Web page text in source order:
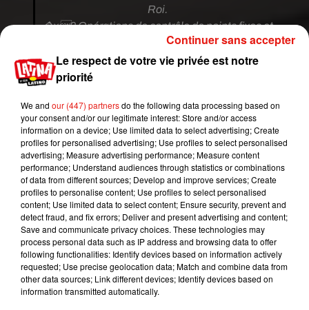
Roi.
�x0 Opérations de contrôle de points fixes et
#respecterles règles de
#confinement.pic.twitter.com/J7P0G2btcl
— Préfet des Yvelines (@Prefet78)
100 000 policiers sont déployés dans toute la
France. Le gouvernement envisagerait le recours
aux militaires. Selon Le Parisien, les 7 000 soldats
de l’opération Sentinelle pourraient être mis à
contribution pour se substituer aux policiers et
gendarmes appelés à contrôler les restrictions de
circulation. Ils assureraient alors des missions de
surveillances fixes de lieux sensibles, par
exemple.
Le respect de votre vie privée est notre
priorité
We and our (447) partnersdo the following data processing based on
your consent and/or our legitimate interest: Store and/or access
information on a device; Use limited data to select advertising; Create
profiles for personalised advertising; Use profiles to select personalised
advertising; Measure advertising performance; Measure content
performance; Understand audiences through statistics or combinations
of data from different sources; Develop and improve services; Create
profiles to personalise content; Use profiles to select personalised
content; Use limited data to select content; Ensure security, prevent and
detect fraud, and fix errors; Deliver and present advertising and content;
Save and communicate privacy choices. These technologies may
process personal data such as IP address and browsing data to offer
following functionalities: Identify devices based on information actively
requested; Use precise geolocation data; Match and combine data from
other data sources; Link different devices; Identify devices based on
information transmitted automatically.
Continuer sans accepter